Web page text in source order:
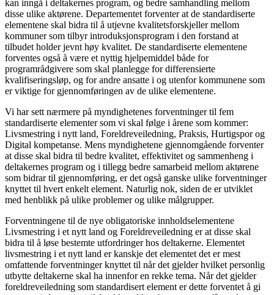
kan inngå i deltakernes program, og bedre samhandling mellom
disse ulike aktørene. Departementet forventer at de standardiserte
elementene skal bidra til å utjevne kvalitetsforskjeller mellom
kommuner som tilbyr introduksjonsprogram i den forstand at
tilbudet holder jevnt høy kvalitet. De standardiserte elementene
forventes også å være et nyttig hjelpemiddel både for
programrådgivere som skal planlegge for differensierte
kvalifiseringsløp, og for andre ansatte i og utenfor kommunene som
er viktige for gjennomføringen av de ulike elementene.
Vi har sett nærmere på myndighetenes forventninger til fem
standardiserte elementer som vi skal følge i årene som kommer:
Livsmestring i nytt land, Foreldreveiledning, Praksis, Hurtigspor og
Digital kompetanse. Mens myndighetene gjennomgående forventer
at disse skal bidra til bedre kvalitet, effektivitet og sammenheng i
deltakernes program og i tillegg bedre samarbeid mellom aktørene
som bidrar til gjennomføring, er det også ganske ulike forventninger
knyttet til hvert enkelt element. Naturlig nok, siden de er utviklet
med henblikk på ulike problemer og ulike målgrupper.
Forventningene til de nye obligatoriske innholdselementene
Livsmestring i et nytt land og Foreldreveiledning er at disse skal
bidra til å løse bestemte utfordringer hos deltakerne. Elementet
livsmestring i et nytt land er kanskje det elementet det er mest
omfattende forventninger knyttet til når det gjelder hvilket personlig
utbytte deltakerne skal ha innenfor en rekke tema. Når det gjelder
foreldreveiledning som standardisert element er dette forventet å gi